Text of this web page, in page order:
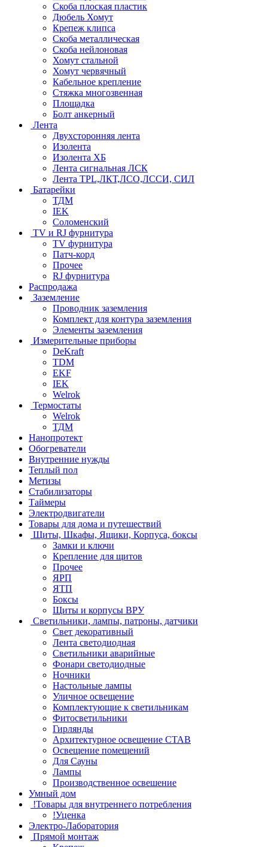
Скоба плоская пластик
Дюбель Хомут
Крепеж клипса
Скоба металлическая
Скоба нейлоновая
Хомут стальной
Хомут червячный
Кабельное крепление
Стяжка многозвенная
Площадка
Болт анкерный
Лента
Двухсторонняя лента
Изолента
Изолента ХБ
Лента сигнальная ЛСК
Лента TPL,ЛКТ,ЛСО,ЛССИ, СИЛ
Батарейки
ТДМ
IEK
Соломенский
TV и RJ фурнитура
TV фурнитура
Патч-корд
Прочее
RJ фурнитура
Распродажа
Заземление
Проводник заземления
Комплект для контура заземления
Элементы заземления
Измерительные приборы
DeKraft
TDM
EKF
IEK
Welrok
Термостаты
Welrok
ТДМ
Нанопротект
Обогреватели
Внутренние нужды
Теплый пол
Метизы
Стабилизаторы
Таймеры
Электродвигатели
Товары для дома и путешествий
Щиты, Шкафы, Ящики, Корпуса, боксы
Замки и ключи
Крепление для щитов
Прочее
ЯРП
ЯТП
Боксы
Щиты и корпусы ВРУ
Светильники, лампы, патроны, датчики
Свет декоративный
Лента светодиодная
Светильники аварийные
Фонари светодиодные
Ночники
Настольные лампы
Уличное освещение
Комплектующие к светильникам
Фитосветильники
Гирлянды
Архитектурное освещение СТАВ
Освещение помещений
Для Сауны
Лампы
Производственное освешение
Умный дом
!Товары для внутреннего потребления
!Уценка
Электро-Лаборатория
Прямой монтаж